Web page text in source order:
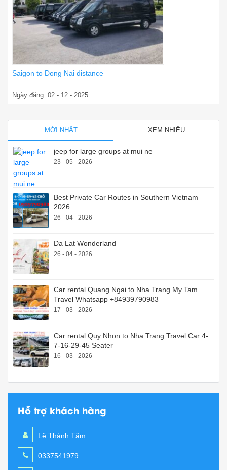
Saigon to Dong Nai distance
Ngày đăng: 02 - 12 - 2025
MỚI NHẤT XEM NHIỀU
jeep for large groups at mui ne
23 - 05 - 2026
Best Private Car Routes in Southern Vietnam
2026
26 - 04 - 2026
Da Lat Wonderland
26 - 04 - 2026
Car rental Quang Ngai to Nha Trang My Tam
Travel Whatsapp +84939790983
17 - 03 - 2026
Car rental Quy Nhon to Nha Trang Travel Car 4-
7-16-29-45 Seater
16 - 03 - 2026
Hỗ trợ khách hàng
Lê Thành Tâm
0337541979